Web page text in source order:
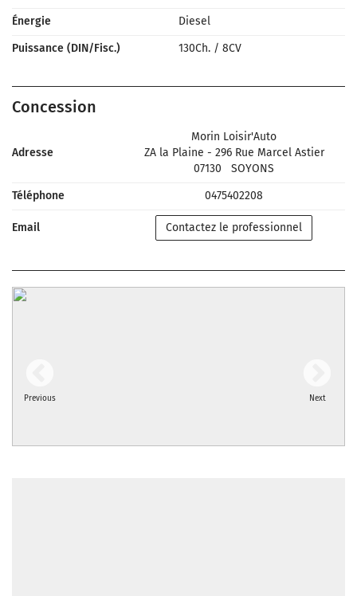
Énergie
Diesel
Puissance (DIN/Fisc.)
130Ch. / 8CV
Concession
Adresse
Morin Loisir'Auto
ZA la Plaine - 296 Rue Marcel Astier
07130
SOYONS
Téléphone
0475402208
Email Contactez le professionnel
Previous Next